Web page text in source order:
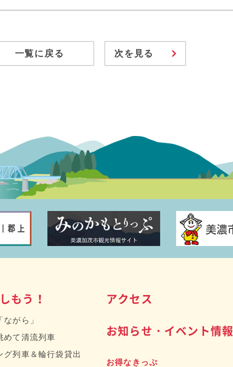
一覧に戻る 次を見る
もう！
がら」
めて清流列車
グ列車＆輪行袋貸出
アクセス
お知らせ・イベント情報
お得なきっぷ